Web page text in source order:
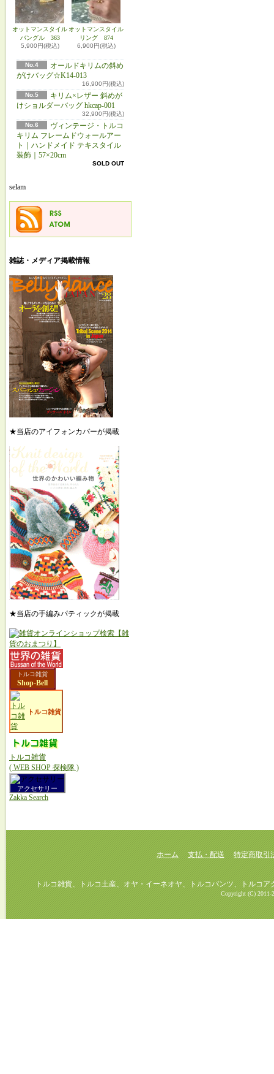
オットマンスタイル
バングル 363
5,900円(税込)
オットマンスタイル
リング 874
6,900円(税込)
No.4
オールドキリムの斜め
がけバッグ☆K14-013
16,900円(税込)
No.5
キリム×レザー 斜めが
けショルダーバッグ hkcap-001
32,900円(税込)
No.6
ヴィンテージ・トルコ
キリム フレームドウォールアー
ト｜ハンドメイド テキスタイル
装飾｜57×20cm
SOLD OUT
selam
雑誌・メディア掲載情報
★当店のアイフォンカバーが掲載
★当店の手編みパティックが掲載
トルコ雑貨
Shop-Bell
トルコ雑貨
トルコ雑貨
( WEB SHOP 探検隊 )
アクセサリー
Zakka Search
ホーム 支払・配送 特定商取引
トルコ雑貨、トルコ土産、オヤ・イーネオヤ、トルコパンツ、トルコアク
Copyright (C) 2011-